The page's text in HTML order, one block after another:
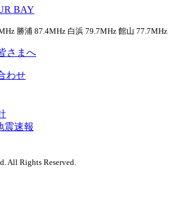
勝浦 87.4MHz 白浜 79.7MHz 館山 77.7MHz
さまへ
わせ
震速報
All Rights Reserved.